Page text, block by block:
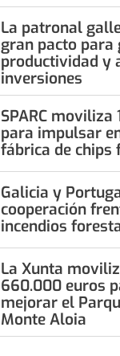
La patronal
gran pacto para
productividad y
inversiones
SPARC moviliza
para impulsar
fábrica de chips
Galicia y
cooperación
incendios
La Xunta
660.000 euros
mejorar el
Monte Aloia